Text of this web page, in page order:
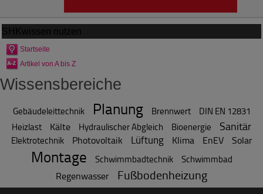
SHKwissen nutzen
Startseite
Artikel von A bis Z
Wissensbereiche
Gebäudeleittechnik Planung Brennwert
DIN EN 12831
Heizlast
Kälte Hydraulischer Abgleich Bioenergie Sanitär
Elektrotechnik Photovoltaik Lüftung Klima EnEV Solar
Montage Schwimmbadtechnik Schwimmbad
Regenwasser Fußbodenheizung